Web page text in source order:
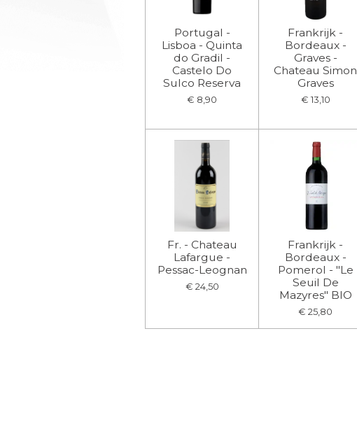
Portugal -
Lisboa - Quinta
do Gradil -
Castelo Do
Sulco Reserva
€ 8,90
Frankrijk -
Bordeaux -
Graves -
Chateau Simon
Graves
€ 13,10
Fr. - Chateau
Lafargue -
Pessac-Leognan
€ 24,50
Frankrijk -
Bordeaux -
Pomerol - "Le
Seuil De
Mazyres" BIO
€ 25,80